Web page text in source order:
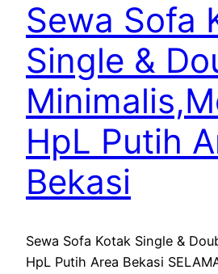
Sewa Sofa
Single &
HpL Putih
Bekasi
Sewa Sofa Kotak Single &
HpL Putih Area Bekasi